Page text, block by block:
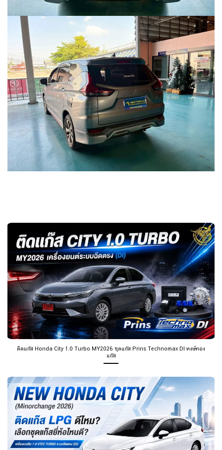
ติดแก๊ส Honda City 1.0 Turbo MY2026 ชุดแก๊ส Prins Technomax DI หงษ์ทอง
แก๊ส